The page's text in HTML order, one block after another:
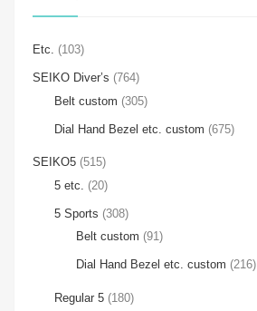
Etc. (103)
SEIKO Diver’s (764)
Belt custom (305)
Dial Hand Bezel etc. custom (675)
SEIKO5 (515)
5 etc.
(20)
5 Sports (308)
Belt custom (91)
Dial Hand Bezel etc. custom (216)
Regular 5 (180)